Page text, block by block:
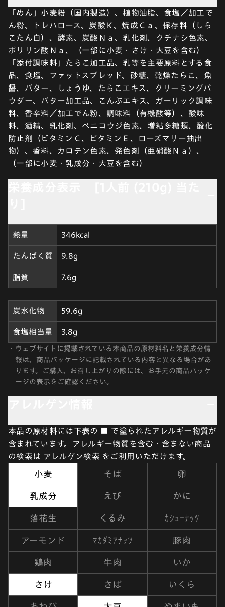
「めん」小麦粉（国内製造）、植物油脂、食塩／加工で
ん粉、トレハロース、炭酸Ｋ、焼成Ｃａ、保存料（しら
こたん白）、酵素、炭酸Ｎａ、乳化剤、クチナシ色素、
ポリリン酸Ｎａ、（一部に小麦・さけ・大豆を含む）
「添付調味料」たらこ加工品、乳等を主要原料とする食
品、食塩、ファットスプレッド、砂糖、乾燥たらこ、魚
醤、バター、しょうゆ、たらこエキス、クリーミングパ
ウダー、バター加工品、こんぶエキス、ガーリック調味
料、香辛料／加工でん粉、調味料（有機酸等）、酸味
料、酒精、乳化剤、ベニコウジ色素、増粘多糖類、酸化
防止剤（ビタミンＣ、ビタミンＥ、ローズマリー抽出
物）、香料、カロテン色素、発色剤（亜硝酸Ｎａ）、
（一部に小麦・乳成分・大豆を含む）
熱量 346kcal
たんぱく質 9.8g
脂質 7.6g
炭水化物 59.6g
食塩相当量 3.8g
・ ウェブサイトに掲載されている本商品の原材料名と栄養成分情
報は、商品パッケージに記載されている内容と異なる場合があ
ります。ご購入、お召し上がりの際には、お手元の商品パッケ
ージの表示をご確認ください。
本品の原材料には下表の ■ で塗られたアレルギー物質が
含まれています。アレルギー物質を含む・含まない商品
の検索は アレルゲン検索 をご利用いただけます。
小麦 そば 卵
乳成分 えび かに
落花生 くるみ カシューナッツ
アーモンド マカダミアナッツ 豚肉
鶏肉 牛肉 いか
さけ さば いくら